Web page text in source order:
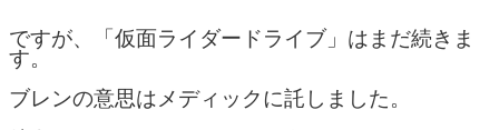
ですが、「仮面ライダードライブ」はまだ続きま
す。
ブレンの意思はメディックに託しました。